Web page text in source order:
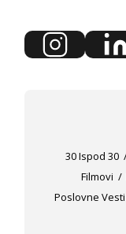
30 Ispod 30
Filmovi
Poslovne Vesti